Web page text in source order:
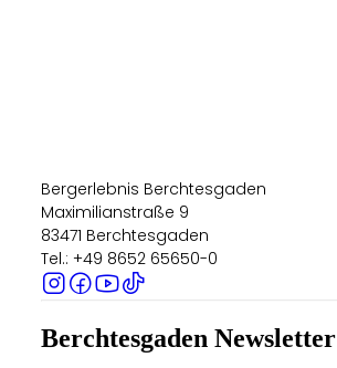
Bergerlebnis Berchtesgaden
Maximilianstraße 9
83471 Berchtesgaden
Tel.: +49 8652 65650-0
Berchtesgaden Newsletter